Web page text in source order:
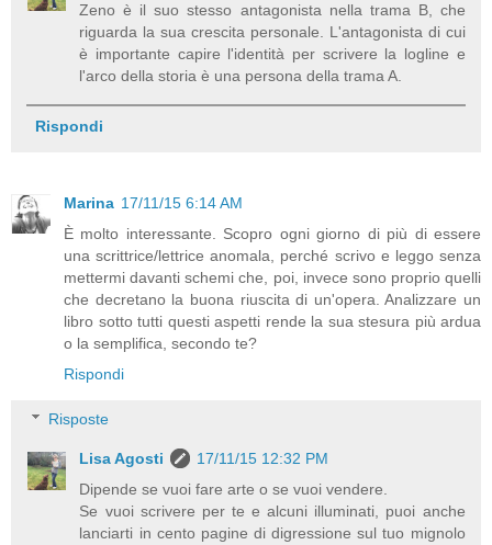
Zeno è il suo stesso antagonista nella trama B, che
riguarda la sua crescita personale. L'antagonista di cui
è importante capire l'identità per scrivere la logline e
l'arco della storia è una persona della trama A.
Rispondi
Marina 17/11/15 6:14 AM
È molto interessante. Scopro ogni giorno di più di essere
una scrittrice/lettrice anomala, perché scrivo e leggo senza
mettermi davanti schemi che, poi, invece sono proprio quelli
che decretano la buona riuscita di un'opera. Analizzare un
libro sotto tutti questi aspetti rende la sua stesura più ardua
o la semplifica, secondo te?
Rispondi
Risposte
Lisa Agosti
17/11/15 12:32 PM
Dipende se vuoi fare arte o se vuoi vendere.
Se vuoi scrivere per te e alcuni illuminati, puoi anche
lanciarti in cento pagine di digressione sul tuo mignolo